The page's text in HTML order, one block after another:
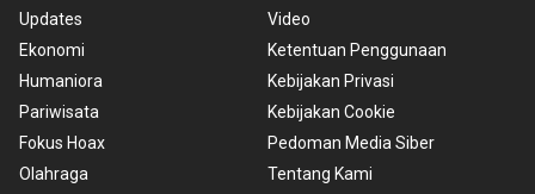
Updates
Ekonomi
Humaniora
Pariwisata
Fokus Hoax
Olahraga
Video
Ketentuan Penggunaan
Kebijakan Privasi
Kebijakan Cookie
Pedoman Media Siber
Tentang Kami